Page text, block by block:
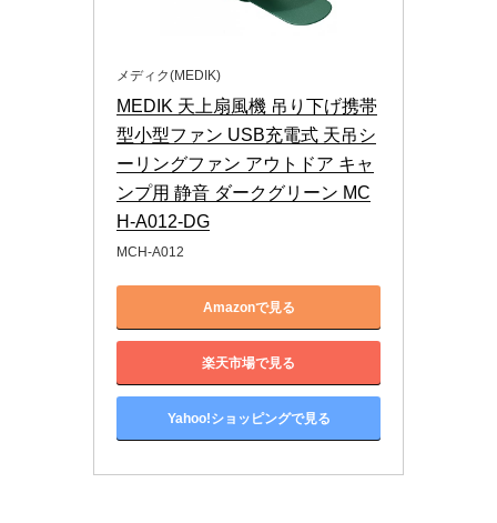
メディク(MEDIK)
MEDIK 天上扇風機 吊り下げ携帯
型小型ファン USB充電式 天吊シ
ーリングファン アウトドア キャ
ンプ用 静音 ダークグリーン MC
H-A012-DG
MCH-A012
Amazonで見る
楽天市場で見る
Yahoo!ショッピングで見る